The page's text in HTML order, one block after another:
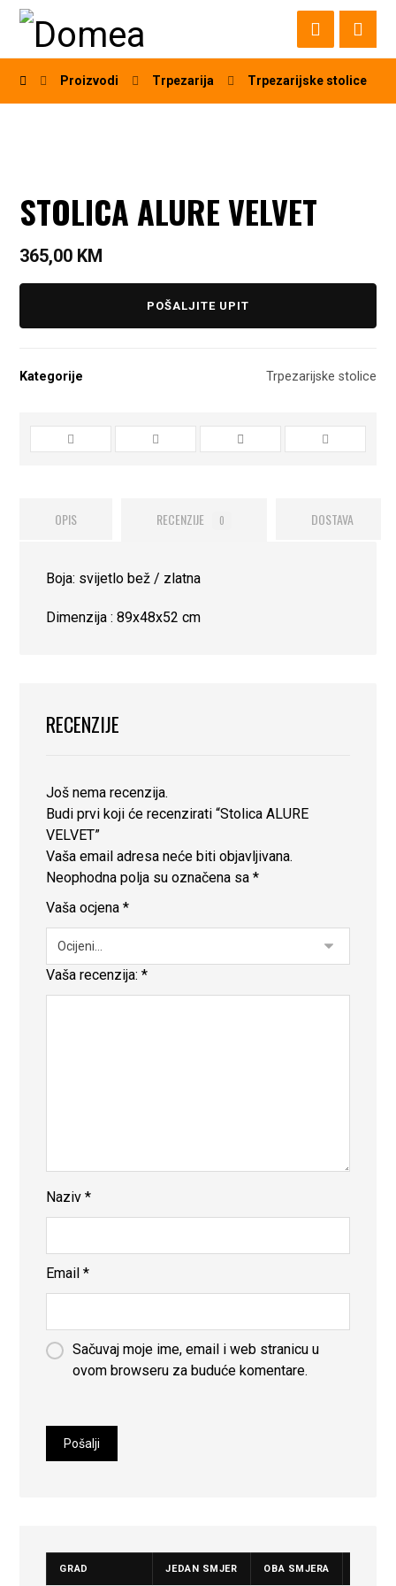
Proizvodi Trpezarija Trpezarijske stolice
STOLICA ALURE VELVET
365,00 KM
POŠALJITE UPIT
Kategorije Trpezarijske stolice
OPIS RECENZIJE 0 DOSTAVA
Boja: svijetlo bež / zlatna
Dimenzija : 89x48x52 cm
RECENZIJE
Još nema recenzija.
Budi prvi koji će recenzirati “Stolica ALURE
VELVET”
Vaša email adresa neće biti objavljivana.
Neophodna polja su označena sa*
Vaša ocjena*
Vaša recenzija:*
Naziv*
Email*
Sačuvaj moje ime, email i web stranicu u
ovom browseru za buduće komentare.
GRAD JEDAN SMJER OBA SMJERA